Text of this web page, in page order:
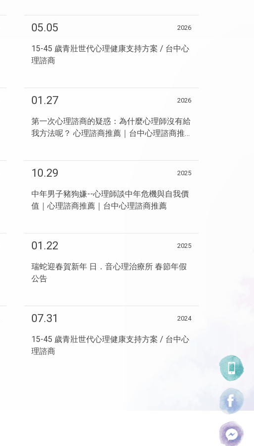
05.05 2026
15-45 歲青壯世代心理健康支持方案 / 台中心
理諮商
01.27 2026
第一次心理諮商的疑惑：為什麼心理師沒有給
我方法呢？ 心理諮商推薦｜台中心理諮商推
10.29 2025
中年男子豬狗嫌--心理師談中年危機與自我價
值｜心理諮商推薦｜台中心理諮商推薦
01.22 2025
瑞蛇迎春賀新年 日．音心理治療所 春節年假
公告
07.31 2024
15-45 歲青壯世代心理健康支持方案 / 台中心
理諮商